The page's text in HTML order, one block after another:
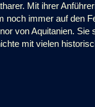
Mit ihrer
noch immer auf den
von Aquitanien.
mit vielen